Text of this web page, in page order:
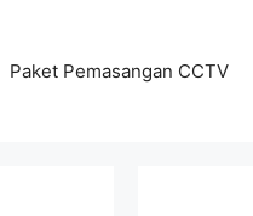
Paket Pemasangan CCTV